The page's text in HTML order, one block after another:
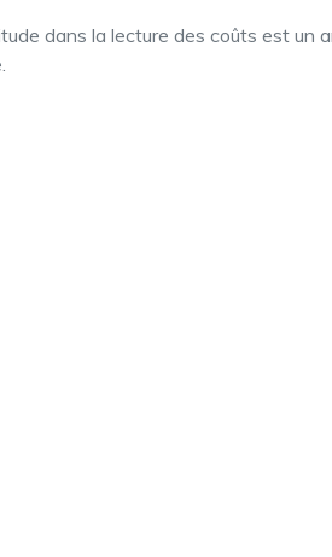
dans la lecture des coûts est